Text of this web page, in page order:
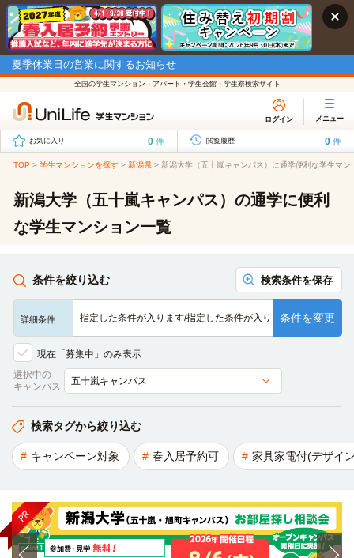
夏季休業日の営業に関するお知らせ
全国の学生マンション・アパート・学生会館・学生寮検索サイト
ログイン メニュー
お気に入り 0 件 閲覧履歴 0 件
TOP > 学生マンションを探す > 新潟県 > 新潟大学（五十嵐キャンパス）に通学便利な学生マン
新潟大学（五十嵐キャンパス）の通学に便利
な学生マンション一覧
条件を絞り込む 検索条件を保存
詳細条件 指定した条件が入ります/指定した条件が入ります/指定した条…
条件を変更
現在「募集中」のみ表示
選択中の
キャンパス
検索タグから絞り込む
キャンペーン対象 春入居予約可 家具家電付(デザイ